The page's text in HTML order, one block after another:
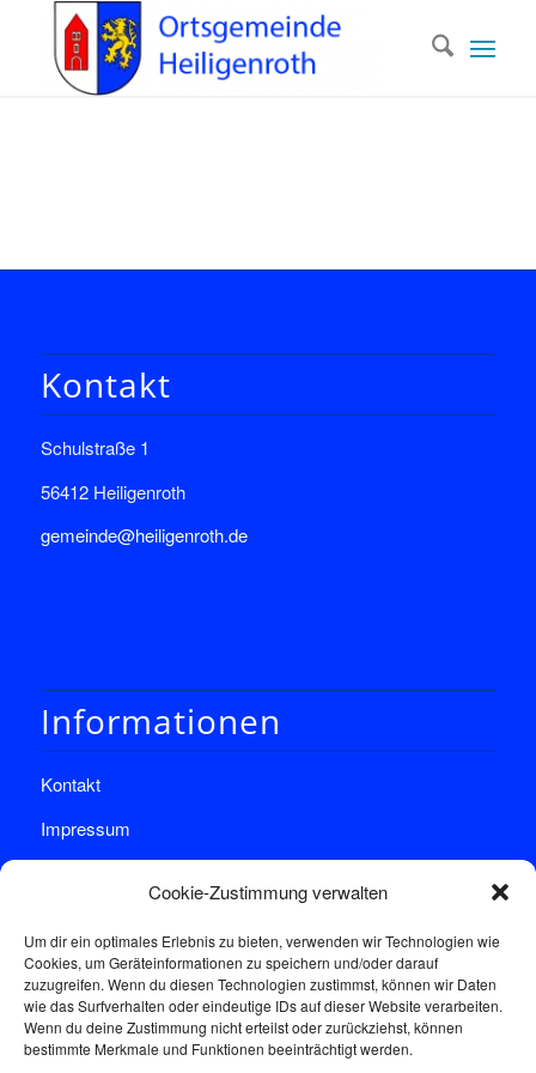
Cookie-Zustimmung verwalten
Um dir ein optimales Erlebnis zu bieten, verwenden wir Technologien wie
Cookies, um Geräteinformationen zu speichern und/oder darauf
zuzugreifen. Wenn du diesen Technologien zustimmst, können wir Daten
wie das Surfverhalten oder eindeutige IDs auf dieser Website verarbeiten.
Wenn du deine Zustimmung nicht erteilst oder zurückziehst, können
bestimmte Merkmale und Funktionen beeinträchtigt werden.
Kontakt
Schulstraße 1
56412 Heiligenroth
gemeinde@heiligenroth.de
Informationen
Kontakt
Impressum
Sprechstunde